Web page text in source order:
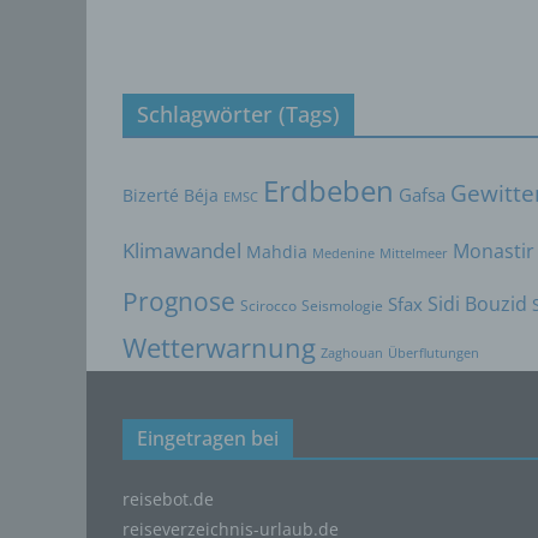
Schlagwörter (Tags)
Bizerté Béja EMSC Erdbeben Gafsa
Klimawandel Mahdia Medenine Mittelmeer Monastir
Prognose Scirocco Seismologie Sfax Sidi Bouzid
Wetterwarnung Zaghouan Überflutungen
Eingetragen bei
reisebot.de
reiseverzeichnis-urlaub.de
i)